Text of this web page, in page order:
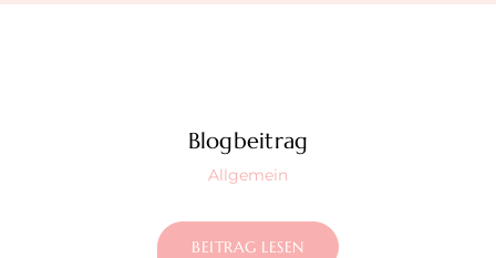
Blogbeitrag
Allgemein
BEITRAG LESEN